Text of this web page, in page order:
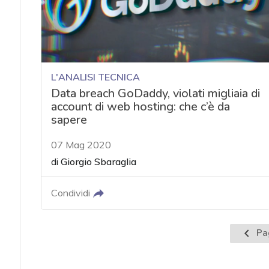
L'ANALISI TECNICA
Data breach GoDaddy, violati migliaia di
account di web hosting: che c’è da
sapere
07 Mag 2020
di Giorgio Sbaraglia
Condividi
Pagina